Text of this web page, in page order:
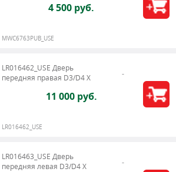
4 500 руб.
MWC6763PUB_USE
LR016462_USE Дверь
передняя правая D3/D4 Х
11 000 руб.
LR016462_USE
LR016463_USE Дверь
передняя левая D3/D4 Х